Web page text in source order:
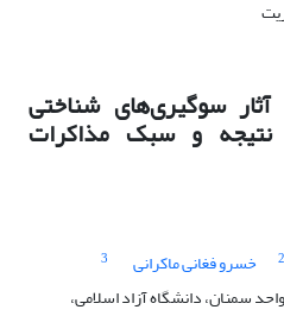
سوگیری‌های شناختی
و سبک مذاکرات
2 خسرو فغانی ماکرانی
3
سمنان، دانشگاه آزاد اسلامی،